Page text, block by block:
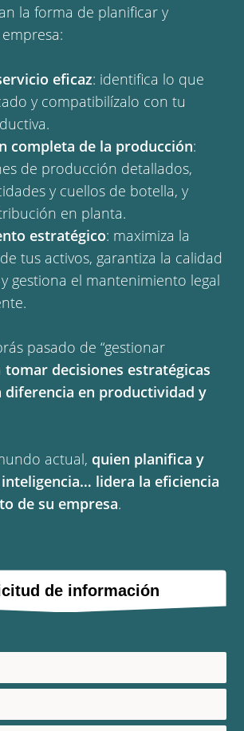
la forma de planificar y
eficaz: identifica lo que
y compatibilízalo con tu
completa de la producción:
de producción detallados,
y cuellos de botella, y
en planta.
estratégico: maximiza la
tus activos, garantiza la calidad
gestiona el mantenimiento legal
pasado de “gestionar
tomar decisiones estratégicas
diferencia en productividad y
actual, quien planifica y
lidera la eficiencia
de su empresa.
de información